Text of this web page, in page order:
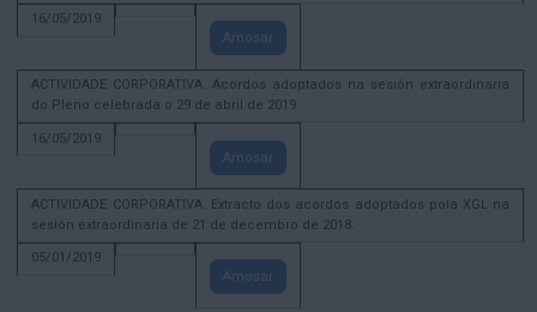
16/05/2019
Amosar
ACTIVIDADE CORPORATIVA. Acordos adoptados na sesión extraordinaria
do Pleno celebrada o 29 de abril de 2019
16/05/2019
Amosar
ACTIVIDADE CORPORATIVA. Extracto dos acordos adoptados pola XGL na
sesión extraordinaria de 21 de decembro de 2018.
05/01/2019
Amosar